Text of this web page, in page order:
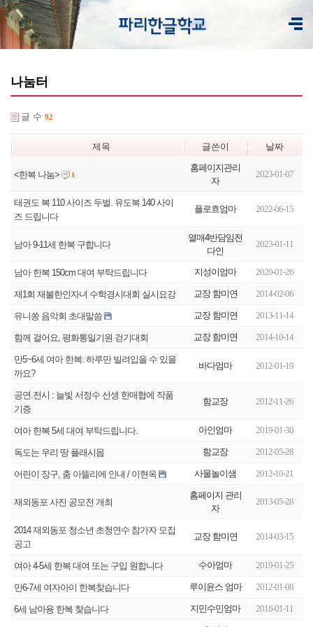
나눔터
글 수 92
제목 글쓴이 날짜
<한복 나눔> 1
홈페이지관리
자
2023-01-07
태권도 복 110 사이즈 두벌. 유도복 140 사이
즈 드립니다
플로흐엄마 2022-06-15
남아 9-11세 한복 구합니다
열매4반담임전
다인
2023-01-11
남아 한복 150cm 대여 부탁드립니다 지성이엄마 2020-01-26
제1회 재불한인자녀 수학경시대회 실시요강 교장 함미연 2014-02-06
유니쏭 음악회 초대말씀 교장 함미연 2013-11-14
함께 걸어요, 평화통일기원 걷기대회 교장 함미연 2014-10-14
만5~6세 여아 한복: 하루만 빌려입을 수 있을
까요?
바다엄마 2012-01-19
공연.전시 : 늘빛 서정수 선생 한매협에 작품
기증
함교장 2012-11-26
여아 한복 5세 대여 부탁드립니다. 아인엄마 2019-01-30
독도는 우리 땅 플래시몹 함교장 2012-05-28
어린이 장구, 춤 아뜰리에 안내 / 이현옥 사물놀이샘 2012-10-21
재외동포 사진 공모전 개최
홈페이지 관리
자
2013-05-28
2014 재외동포 청소년 초청연수 참가자 모집
공고
교장 함미연 2014-03-15
여아 4-5세 한복 대여 또는 구입 원합니다 수아엄마 2019-01-25
만6-7세 여자아이 한복찾습니다 루이윤스 엄마 2012-01-08
6세 남아용 한복 찾습니다 지민수민엄마 2016-01-11